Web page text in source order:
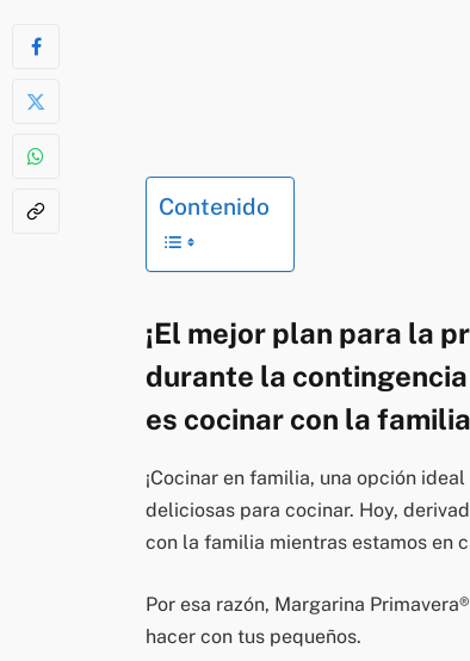
Contenido
¡El mejor plan para la
durante la
es cocinar con la
¡Cocinar en familia, una opción
deliciosas para cocinar. Hoy,
con la familia mientras estamos en
Por esa razón, Margarina
hacer con tus pequeños.